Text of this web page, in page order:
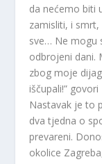
da nećemo biti
zamisliti, i
sve… Ne mogu
odbrojeni dani.
zbog moje
iščupali!” govori
Nastavak je to
dva tjedna o
prevareni.
okolice